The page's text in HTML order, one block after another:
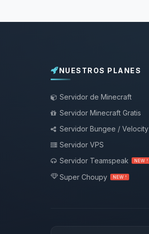
NUESTROS PLANES
Servidor de Minecraft
Servidor Minecraft Gratis
Servidor Bungee / Velocity
Servidor VPS
Servidor Teamspeak
NEW !
Super Choupy NEW !